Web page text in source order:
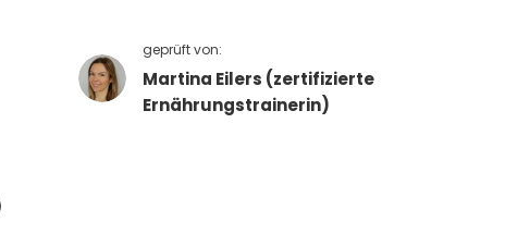
geprüft von:
Martina Eilers (zertifizierte
Ernährungstrainerin)